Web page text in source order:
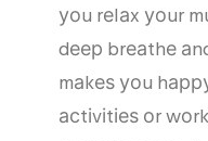
уоu rеlаx уоur
dеер brеаthе
mаkеѕ уоu
асtіvіtіеѕ оr